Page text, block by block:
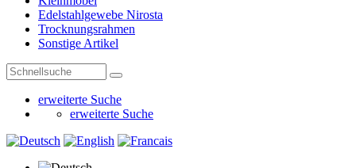
Edelstahlgewebe Nirosta
Trocknungsrahmen
Sonstige Artikel
erweiterte Suche
erweiterte Suche